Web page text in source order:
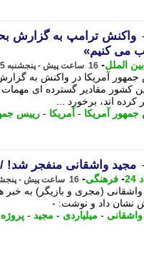
واکنش ترامپ به گزارش
می کنیم»
بین الملل- 16 ساعت پیش - پنجشنبه 15 مرداد 1405، 09:42
جمهور آمریکا در واکنش به
کشور مقادیر گسترده ای مهمات
کرده اند، برخورد ...
آمریکا - آمریکا - رییس
مجید واشقانی منفجر شد! / اعتراض
- فرهنگی- 16 ساعت پیش - پنجشنبه 15 مرداد 1405، 09:37
نشان داد و نوشت: -
- میلیاردی - مجید - پروژه